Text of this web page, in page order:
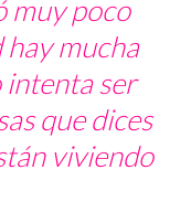
muy poco
mucha
intenta ser
que dices
viviendo